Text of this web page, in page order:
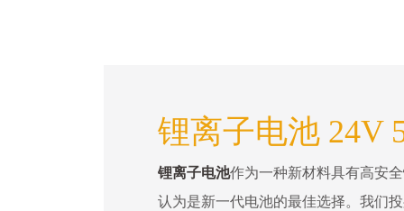
锂离子电池 24V
锂离子电池作为一种新材料具有高安
认为是新一代电池的最佳选择。我们